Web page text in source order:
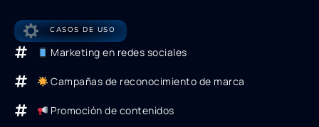
CASOS DE USO
Marketing en redes sociales
Campañas de reconocimiento de marca
Promoción de contenidos